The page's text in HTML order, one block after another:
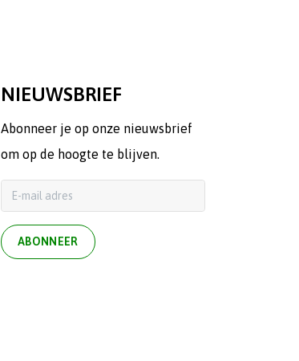
NIEUWSBRIEF
Abonneer je op onze nieuwsbrief
om op de hoogte te blijven.
ABONNEER